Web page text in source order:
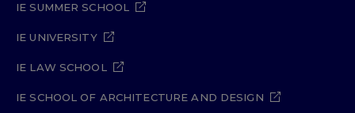
IE SUMMER SCHOOL
IE UNIVERSITY
IE LAW SCHOOL
IE SCHOOL OF ARCHITECTURE AND DESIGN